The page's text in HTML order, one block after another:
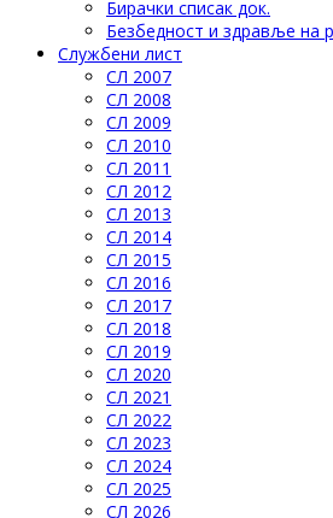
Бирачки списак док.
Безбедност и здравље на
Службени лист
СЛ 2007
СЛ 2008
СЛ 2009
СЛ 2010
СЛ 2011
СЛ 2012
СЛ 2013
СЛ 2014
СЛ 2015
СЛ 2016
СЛ 2017
СЛ 2018
СЛ 2019
СЛ 2020
СЛ 2021
СЛ 2022
СЛ 2023
СЛ 2024
СЛ 2025
СЛ 2026